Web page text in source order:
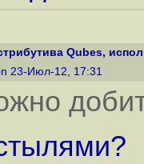
Qubes,
23-Июл-12, 17:31